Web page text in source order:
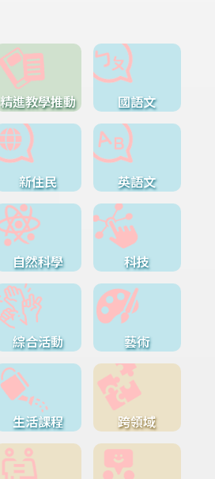
精進教學推動 國語文
新住民 英語文
自然科學 科技
綜合活動 藝術
生活課程 跨領域